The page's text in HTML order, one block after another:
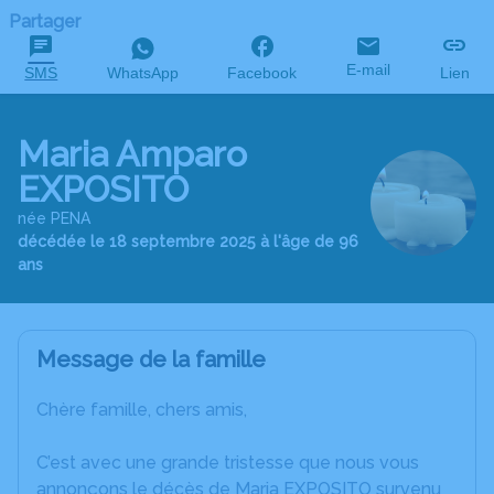
Partager
SMS WhatsApp Facebook E-mail Lien
Maria Amparo
EXPOSITO
née PENA
décédée le 18 septembre 2025 à l'âge de 96
ans
Message de la famille
Chère famille, chers amis,
C’est avec une grande tristesse que nous vous
annonçons le décès de Maria EXPOSITO survenu